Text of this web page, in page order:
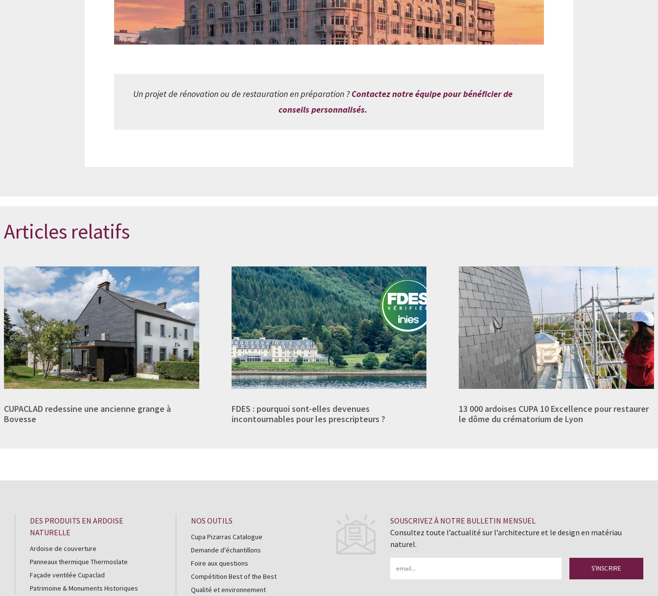
Un projet de rénovation ou de restauration en préparation ?Contactez notre équipe pour bénéficier de
conseils personnalisés.
Articles relatifs
CUPACLAD redessine une ancienne grange à
Bovesse
FDES : pourquoi sont-elles devenues
incontournables pour les prescripteurs ?
13 000 ardoises CUPA 10 Excellence pour restaurer
le dôme du crématorium de Lyon
DES PRODUITS EN ARDOISE
NATURELLE
Ardoise de couverture
Panneaux thermique Thermoslate
Façade ventilée Cupaclad
Patrimoine & Monuments Historiques
NOS OUTILS
Cupa Pizarras Catalogue
Demande d'échantillons
Foire aux questions
Compétition Best of the Best
Qualité et environnement
SOUSCRIVEZ À NOTRE BULLETIN MENSUEL
Consultez toute l’actualité sur l’architecture et le design en matériau
naturel.